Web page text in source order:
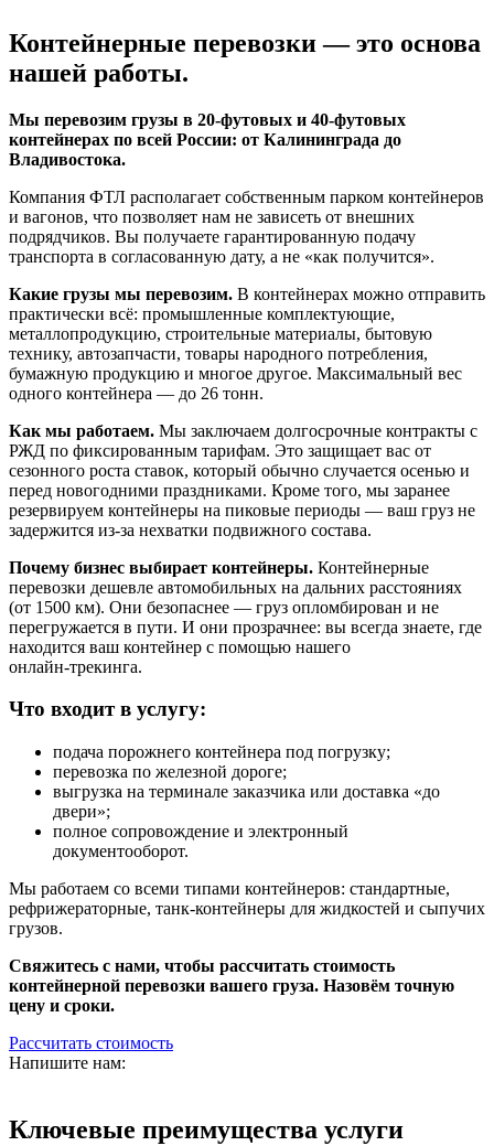
Контейнерные перевозки — это основа
нашей работы.
Мы перевозим грузы в 20‑футовых и 40‑футовых
контейнерах по всей России: от Калининграда до
Владивостока.
Компания ФТЛ располагает собственным парком контейнеров
и вагонов, что позволяет нам не зависеть от внешних
подрядчиков. Вы получаете гарантированную подачу
транспорта в согласованную дату, а не «как получится».
Какие грузы мы перевозим. В контейнерах можно отправить
практически всё: промышленные комплектующие,
металлопродукцию, строительные материалы, бытовую
технику, автозапчасти, товары народного потребления,
бумажную продукцию и многое другое. Максимальный вес
одного контейнера — до 26 тонн.
Как мы работаем. Мы заключаем долгосрочные контракты с
РЖД по фиксированным тарифам. Это защищает вас от
сезонного роста ставок, который обычно случается осенью и
перед новогодними праздниками. Кроме того, мы заранее
резервируем контейнеры на пиковые периоды — ваш груз не
задержится из‑за нехватки подвижного состава.
Почему бизнес выбирает контейнеры. Контейнерные
перевозки дешевле автомобильных на дальних расстояниях
(от 1500 км). Они безопаснее — груз опломбирован и не
перегружается в пути. И они прозрачнее: вы всегда знаете, где
находится ваш контейнер с помощью нашего
онлайн‑трекинга.
Что входит в услугу:
подача порожнего контейнера под погрузку;
перевозка по железной дороге;
выгрузка на терминале заказчика или доставка «до
двери»;
полное сопровождение и электронный
документооборот.
Мы работаем со всеми типами контейнеров: стандартные,
рефрижераторные, танк‑контейнеры для жидкостей и сыпучих
грузов.
Свяжитесь с нами, чтобы рассчитать стоимость
контейнерной перевозки вашего груза. Назовём точную
цену и сроки.
Рассчитать стоимость
Напишите нам:
Ключевые преимущества услуги